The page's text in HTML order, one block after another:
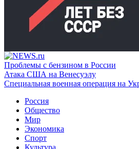
Проблемы с бензином в России
Атака США на Венесуэлу
Специальная военная операция на
Россия
Общество
Мир
Экономика
Спорт
Культура